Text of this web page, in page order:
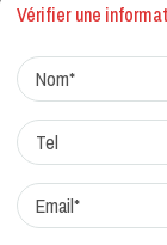
Actualites
Protocole de
Vérifier une